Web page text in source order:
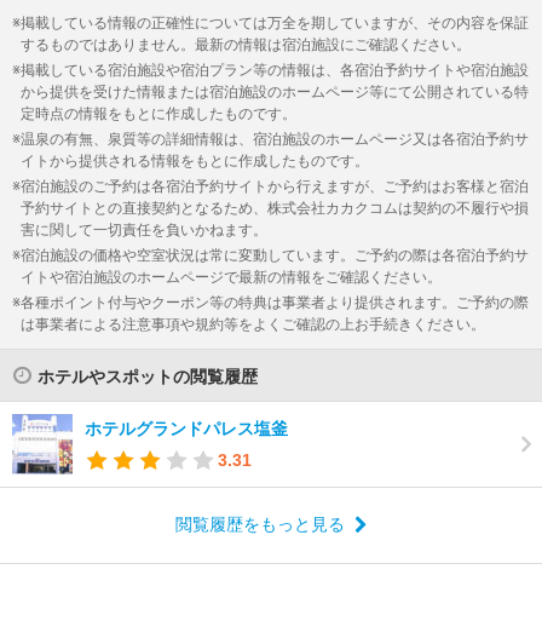
掲載している情報の正確性については万全を期していますが、その内容を保証
するものではありません。最新の情報は宿泊施設にご確認ください。
掲載している宿泊施設や宿泊プラン等の情報は、各宿泊予約サイトや宿泊施設
から提供を受けた情報または宿泊施設のホームページ等にて公開されている特
定時点の情報をもとに作成したものです。
温泉の有無、泉質等の詳細情報は、宿泊施設のホームページ又は各宿泊予約サ
イトから提供される情報をもとに作成したものです。
宿泊施設のご予約は各宿泊予約サイトから行えますが、ご予約はお客様と宿泊
予約サイトとの直接契約となるため、株式会社カカクコムは契約の不履行や損
害に関して一切責任を負いかねます。
宿泊施設の価格や空室状況は常に変動しています。ご予約の際は各宿泊予約サ
イトや宿泊施設のホームページで最新の情報をご確認ください。
各種ポイント付与やクーポン等の特典は事業者より提供されます。ご予約の際
は事業者による注意事項や規約等をよくご確認の上お手続きください。
ホテルやスポットの閲覧履歴
ホテルグランドパレス塩釜
3.31
閲覧履歴をもっと見る